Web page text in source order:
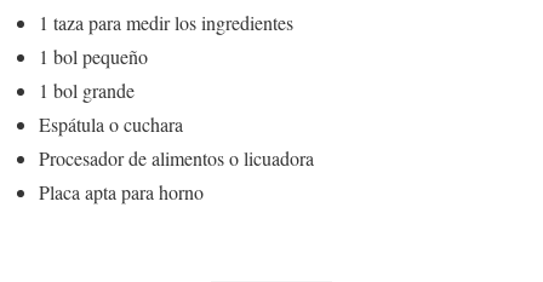
1 taza para medir los ingredientes
1 bol pequeño
1 bol grande
Espátula o cuchara
Procesador de alimentos o licuadora
Placa apta para horno